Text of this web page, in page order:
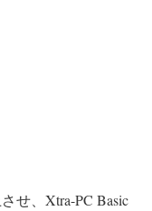
せ、Xtra-PC Basic